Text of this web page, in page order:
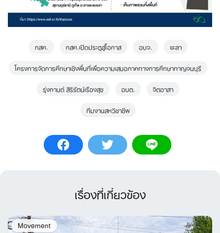
กสศ. กสศ.เปิดประตูสู่โอกาส อบจ.
ยะลา
โครงการจัดการศึกษาเชิงพื้นที่เพื่อความเสมอภาคทางการศึกษากาญจนบุรี
รุ่งกานต์ สิริรัตน์เรืองสุข
อบต.
จิตอาสา
ทีมงานสหวิชาชีพ
เรื่องที่เกี่ยวข้อง
Movement